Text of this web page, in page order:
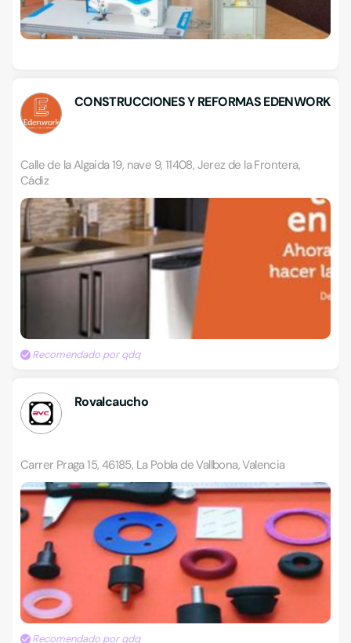
CONSTRUCCIONES Y REFORMAS EDENWORK
Calle de la Algaida 19, nave 9, 11408, Jerez de la Frontera,
Cádiz
Recomendado por qdq
Rovalcaucho
Carrer Praga 15, 46185, La Pobla de Vallbona, Valencia
Recomendado por qdq